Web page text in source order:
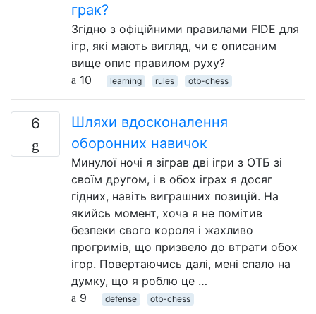
грак?
Згідно з офіційними правилами FIDE для
ігр, які мають вигляд, чи є описаним
вище опис правилом руху?
10
learning rules otb-chess
6
Шляхи вдосконалення
оборонних навичок
Минулої ночі я зіграв дві ігри з ОТБ зі
своїм другом, і в обох іграх я досяг
гідних, навіть виграшних позицій. На
якийсь момент, хоча я не помітив
безпеки свого короля і жахливо
прогримів, що призвело до втрати обох
ігор. Повертаючись далі, мені спало на
думку, що я роблю це …
9
defense otb-chess